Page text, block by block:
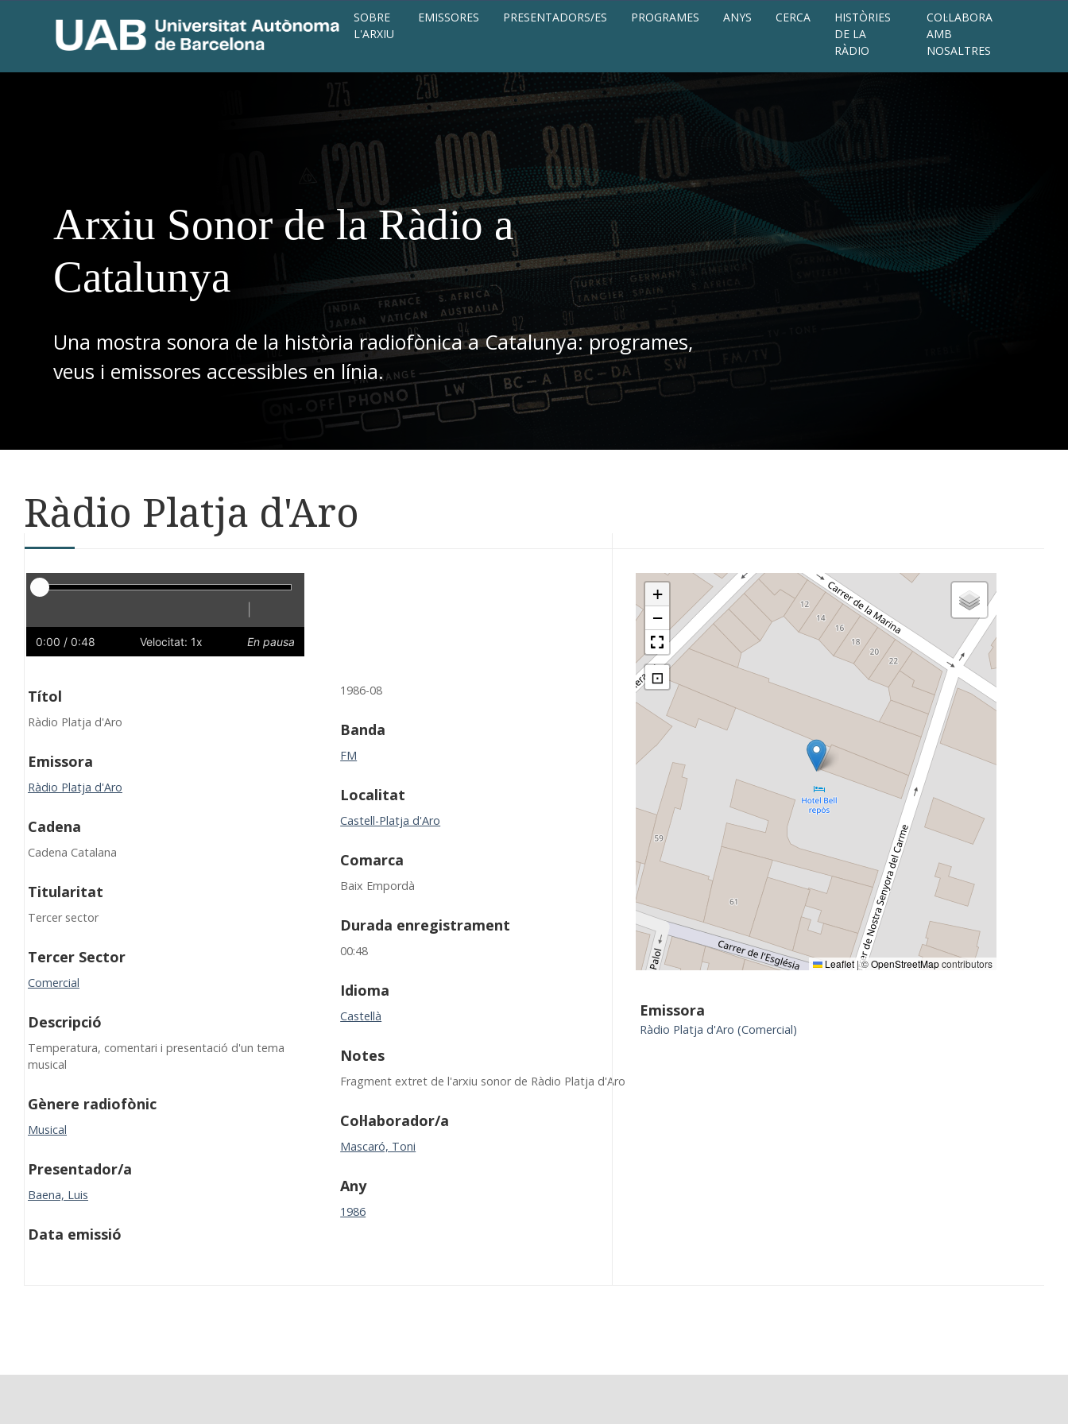
SOBRE
L'ARXIU
EMISSORES PRESENTADORS/ES PROGRAMES ANYS CERCA
HISTÒRIES
DE LA
RÀDIO
COL·LABORA
AMB
NOSALTRES
Arxiu Sonor de la Ràdio a
Catalunya
Una mostra sonora de la història radiofònica a Catalunya: programes,
veus i emissores accessibles en línia.
Ràdio Platja d'Aro
Reproductor
Lent
0:00 / 0:48 Velocitat: 1x En pausa
Títol
Ràdio Platja d'Aro
Emissora
Ràdio Platja d'Aro
Cadena
Cadena Catalana
Titularitat
Tercer sector
Tercer Sector
Comercial
Descripció
Temperatura, comentari i presentació d'un tema
musical
Gènere radiofònic
Musical
Presentador/a
Baena, Luis
Data emissió
1986-08
Banda
FM
Localitat
Castell-Platja d'Aro
Comarca
Baix Empordà
Durada enregistrament
00:48
Idioma
Castellà
Notes
Fragment extret de l'arxiu sonor de Ràdio Platja d'Aro
Col·laborador/a
Mascaró, Toni
Any
1986
+
−
⊡
Leaflet |©OpenStreetMapcontributors
Emissora
Ràdio Platja d'Aro (Comercial)